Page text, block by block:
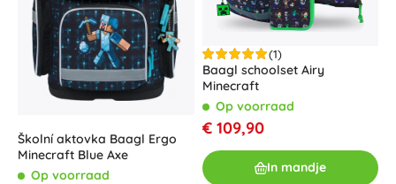
Školní aktovka Baagl Ergo
Minecraft Blue Axe
Op voorraad
(1)
Baagl schoolset Airy
Minecraft
Op voorraad
€ 109,90
In mandje